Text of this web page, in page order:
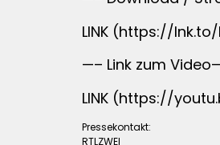
LINK (https://
—– Link zum
LINK (https://
Pressekontakt:
RTLZWEI